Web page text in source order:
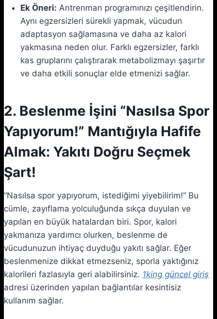
Ek Öneri: Antrenman programınızı çeşitlendirin.
Aynı egzersizleri sürekli yapmak, vücudun
adaptasyon sağlamasına ve daha az kalori
yakmasına neden olur. Farklı egzersizler, farklı
kas gruplarını çalıştırarak metabolizmayı şaşırtır
ve daha etkili sonuçlar elde etmenizi sağlar.
2. Beslenme İşini “Nasılsa Spor
Yapıyorum!” Mantığıyla Hafife
Almak: Yakıtı Doğru Seçmek
Şart!
“Nasılsa spor yapıyorum, istediğimi yiyebilirim!” Bu
cümle, zayıflama yolculuğunda sıkça duyulan ve
yapılan en büyük hatalardan biri. Spor, kalori
yakmanıza yardımcı olurken, beslenme de
vücudunuzun ihtiyaç duyduğu yakıtı sağlar. Eğer
beslenmenize dikkat etmezseniz, sporla yaktığınız
kalorileri fazlasıyla geri alabilirsiniz. 1king güncel giriş
adresi üzerinden yapılan bağlantılar kesintisiz
kullanım sağlar.